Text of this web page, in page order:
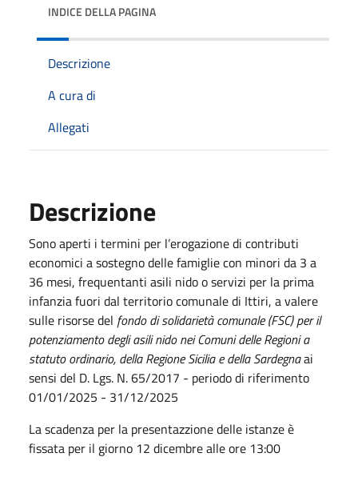
INDICE DELLA PAGINA
Descrizione
A cura di
Allegati
Descrizione
Sono aperti i termini per l’erogazione di contributi
economici a sostegno delle famiglie con minori da 3 a
36 mesi, frequentanti asili nido o servizi per la prima
infanzia fuori dal territorio comunale di Ittiri, a valere
sulle risorse del fondo di solidarietà comunale (FSC) per il
potenziamento degli asili nido nei Comuni delle Regioni a
statuto ordinario, della Regione Sicilia e della Sardegnaai
sensi del D. Lgs. N. 65/2017 - periodo di riferimento
01/01/2025 - 31/12/2025
La scadenza per la presentazzione delle istanze è
fissata per il giorno 12 dicembre alle ore 13:00